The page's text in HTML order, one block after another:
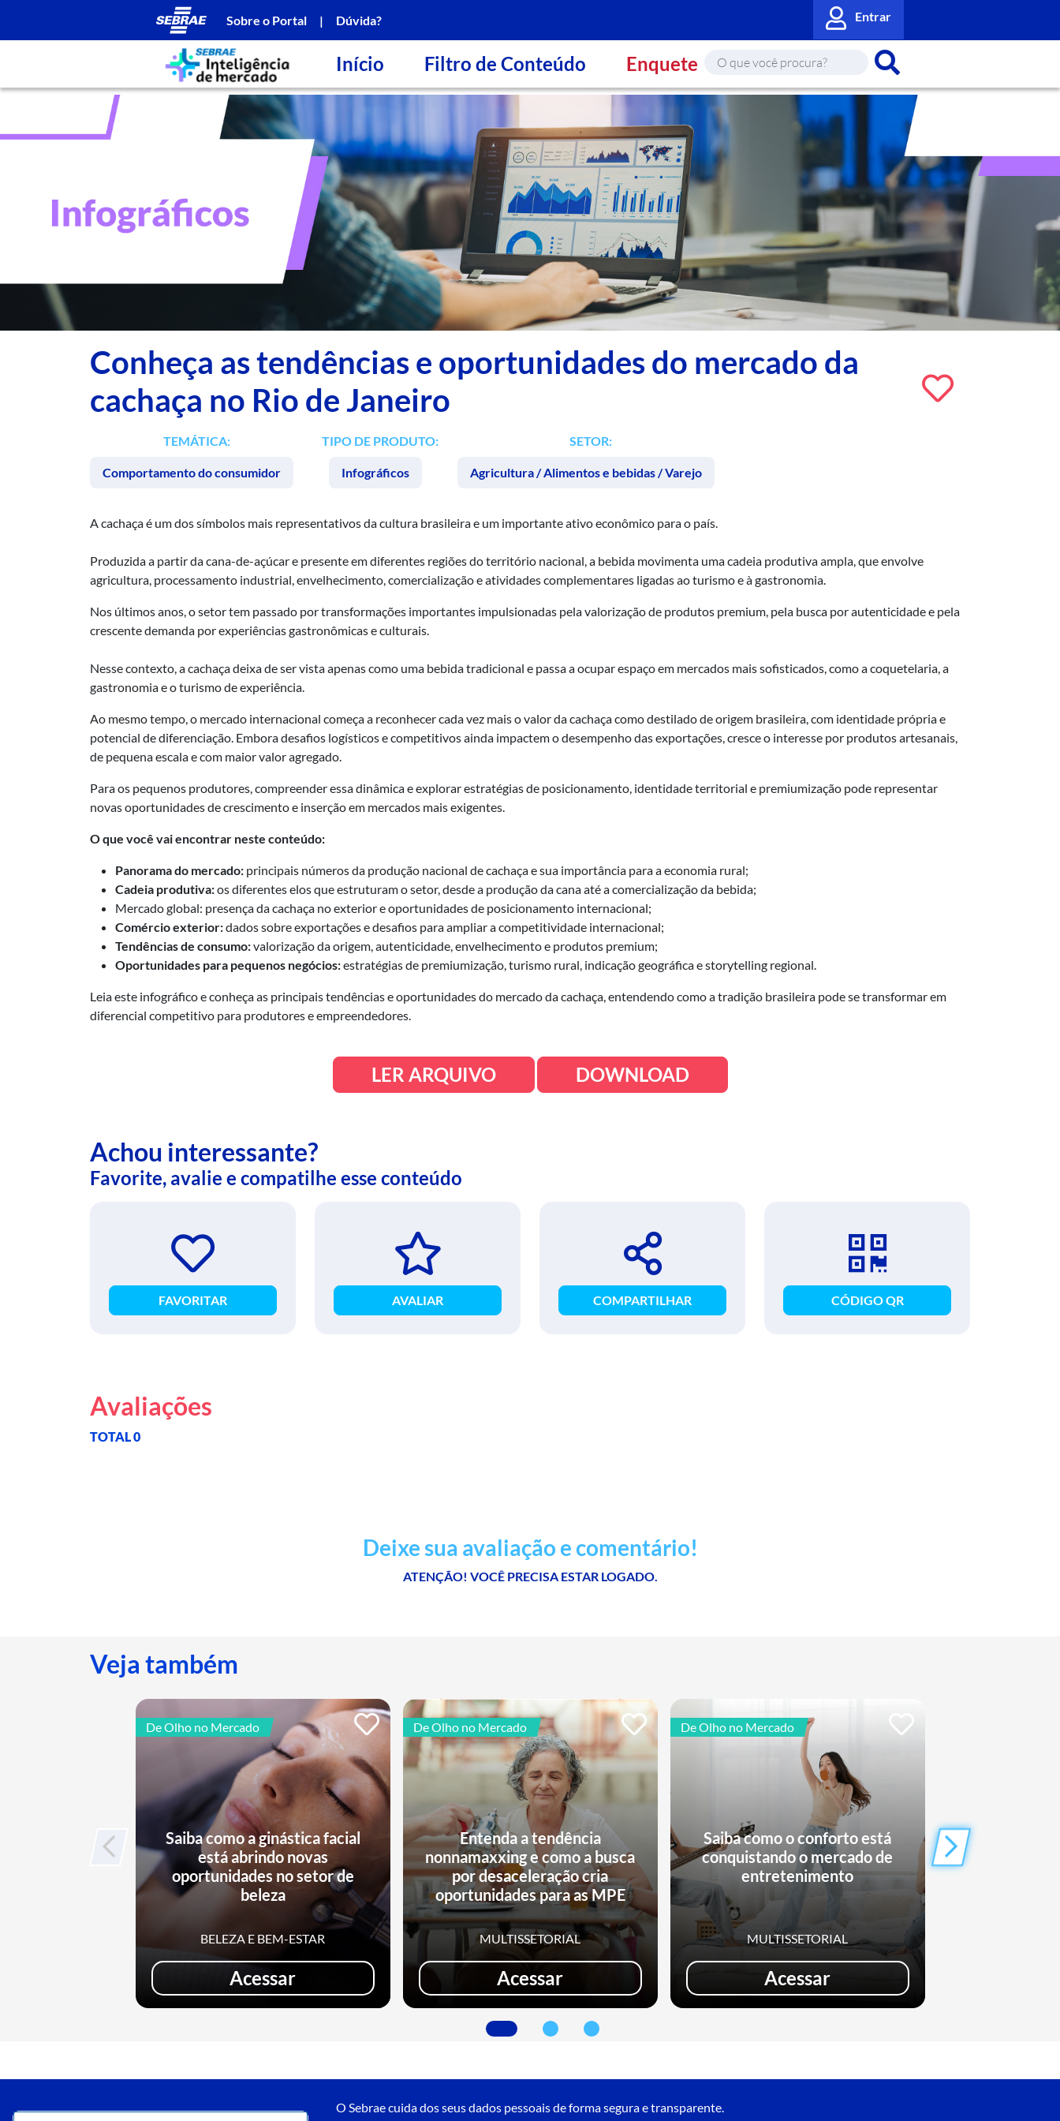
Sobre o Portal | Dúvida? Entrar
Início Filtro de Conteúdo Enquete
Conheça as tendências e oportunidades do mercado da
cachaça no Rio de Janeiro
TEMÁTICA:
Comportamento do consumidor
TIPO DE PRODUTO:
Infográficos
SETOR:
Agricultura / Alimentos e bebidas / Varejo
A cachaça é um dos símbolos mais representativos da cultura brasileira e um importante ativo econômico para o país.
Produzida a partir da cana-de-açúcar e presente em diferentes regiões do território nacional, a bebida movimenta uma cadeia produtiva ampla, que envolve
agricultura, processamento industrial, envelhecimento, comercialização e atividades complementares ligadas ao turismo e à gastronomia.
Nos últimos anos, o setor tem passado por transformações importantes impulsionadas pela valorização de produtos premium, pela busca por autenticidade e pela
crescente demanda por experiências gastronômicas e culturais.
Nesse contexto, a cachaça deixa de ser vista apenas como uma bebida tradicional e passa a ocupar espaço em mercados mais sofisticados, como a coquetelaria, a
gastronomia e o turismo de experiência.
Ao mesmo tempo, o mercado internacional começa a reconhecer cada vez mais o valor da cachaça como destilado de origem brasileira, com identidade própria e
potencial de diferenciação. Embora desafios logísticos e competitivos ainda impactem o desempenho das exportações, cresce o interesse por produtos artesanais,
de pequena escala e com maior valor agregado.
Para os pequenos produtores, compreender essa dinâmica e explorar estratégias de posicionamento, identidade territorial e premiumização pode representar
novas oportunidades de crescimento e inserção em mercados mais exigentes.
O que você vai encontrar neste conteúdo:
Panorama do mercado: principais números da produção nacional de cachaça e sua importância para a economia rural;
Cadeia produtiva:os diferentes elos que estruturam o setor, desde a produção da cana até a comercialização da bebida;
Mercado global: presença da cachaça no exterior e oportunidades de posicionamento internacional;
Comércio exterior:dados sobre exportações e desafios para ampliar a competitividade internacional;
Tendências de consumo:valorização da origem, autenticidade, envelhecimento e produtos premium;
Oportunidades para pequenos negócios:estratégias de premiumização, turismo rural, indicação geográfica e storytelling regional.
Leia este infográfico e conheça as principais tendências e oportunidades do mercado da cachaça, entendendo como a tradição brasileira pode se transformar em
diferencial competitivo para produtores e empreendedores.
LER ARQUIVO DOWNLOAD
Achou interessante?
Favorite, avalie e compatilhe esse conteúdo
FAVORITAR AVALIAR COMPARTILHAR CÓDIGO QR
Avaliações
TOTAL 0
Deixe sua avaliação e comentário!
ATENÇÃO! VOCÊ PRECISA ESTAR LOGADO.
Veja também
De Olho no Mercado
Saiba como a ginástica facial
está abrindo novas
oportunidades no setor de
beleza
BELEZA E BEM-ESTAR
Acessar
De Olho no Mercado
Entenda a tendência
nonnamaxxing e como a busca
por desaceleração cria
oportunidades para as MPE
MULTISSETORIAL
Acessar
De Olho no Mercado
Saiba como o conforto está
conquistando o mercado de
entretenimento
MULTISSETORIAL
Acessar
Turismo
O Sebrae cuida dos seus dados pessoais de forma segura e transparente.